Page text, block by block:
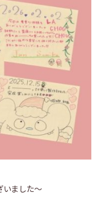
いました～